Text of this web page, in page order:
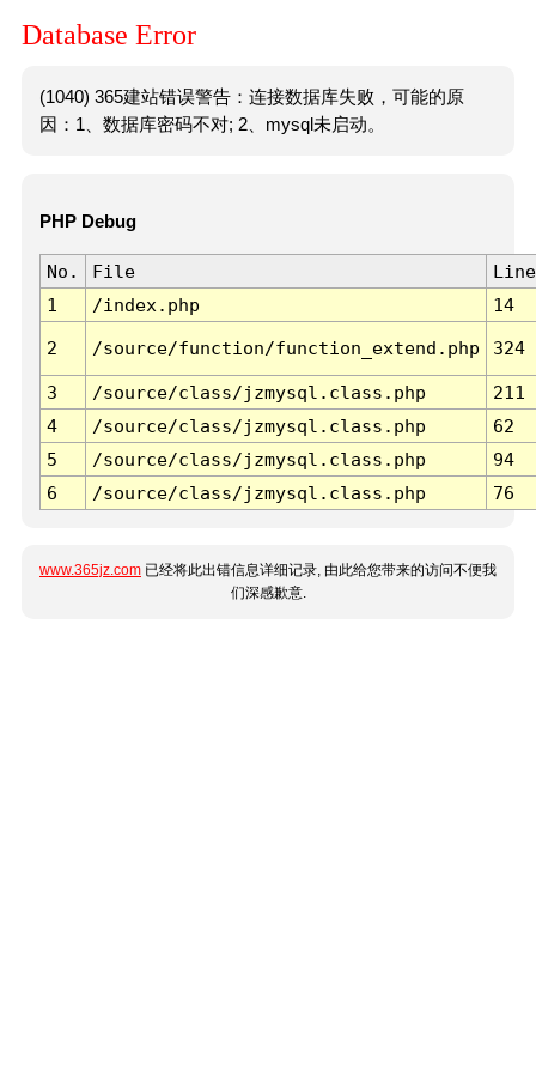
Database Error
(1040) 365建站错误警告：连接数据库失败，可能的原
因：1、数据库密码不对; 2、mysql未启动。
PHP Debug
No. File
Line
1
/index.php 14
2 /source/function/function_extend.php 324
3 /source/class/jzmysql.class.php
211
4
/source/class/jzmysql.class.php
62
5
/source/class/jzmysql.class.php
94
6
/source/class/jzmysql.class.php 76
www.365jz.com 已经将此出错信息详细记录, 由此给您带来的访问不便我
们深感歉意.